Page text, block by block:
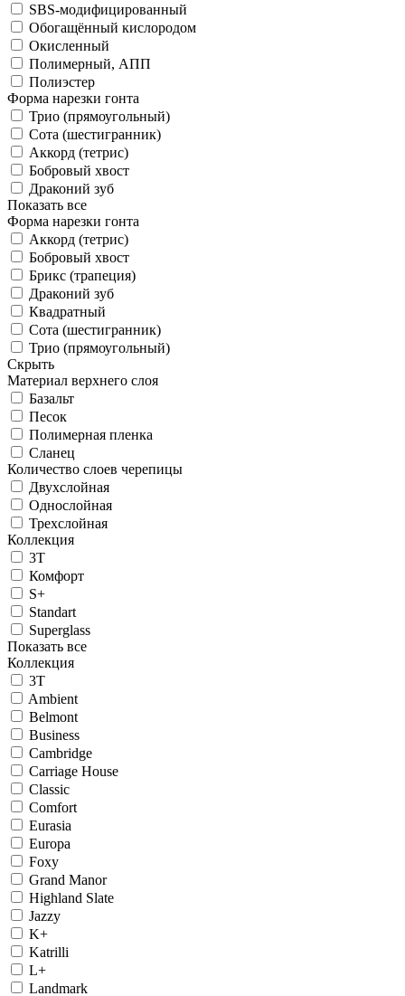
SBS-модифицированный
Обогащённый кислородом
Окисленный
Полимерный, АПП
Полиэстер
Форма нарезки гонта
Трио (прямоугольный)
Сота (шестигранник)
Аккорд (тетрис)
Бобровый хвост
Драконий зуб
Показать все
Форма нарезки гонта
Аккорд (тетрис)
Бобровый хвост
Брикс (трапеция)
Драконий зуб
Квадратный
Сота (шестигранник)
Трио (прямоугольный)
Скрыть
Материал верхнего слоя
Базальт
Песок
Полимерная пленка
Сланец
Количество слоев черепицы
Двухслойная
Однослойная
Трехслойная
Коллекция
3T
Комфорт
S+
Standart
Superglass
Показать все
Коллекция
3T
Ambient
Belmont
Business
Cambridge
Carriage House
Classic
Comfort
Eurasia
Europa
Foxy
Grand Manor
Highland Slate
Jazzy
K+
Katrilli
L+
Landmark